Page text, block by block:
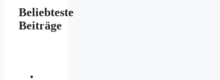
Beliebteste
Beiträge